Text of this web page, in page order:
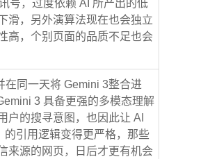
号，过度依赖 AI 所产出的低
滑，另外演算法现在也会独立
高，个别页面的品质不足也会
在同一天将 Gemini 3整合进
3 具备更强的多模态理解
户的搜寻意图，也因此让 AI
引用逻辑变得更严格，那些
来源的网页，日后才更有机会